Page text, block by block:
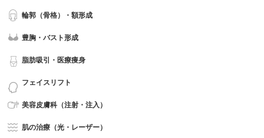
輪郭（骨格）・額形成
豊胸・バスト形成
脂肪吸引・医療痩身
フェイスリフト
美容皮膚科（注射・注入）
肌の治療（光・レーザー）